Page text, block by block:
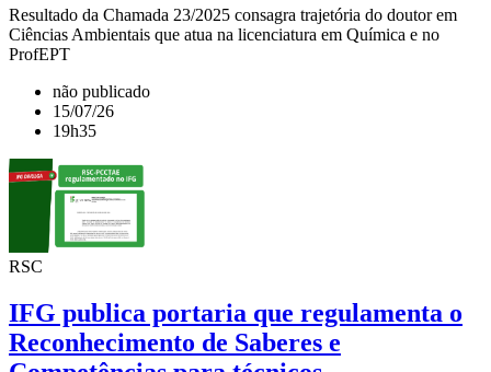
Resultado da Chamada 23/2025 consagra trajetória do doutor em
Ciências Ambientais que atua na licenciatura em Química e no
ProfEPT
não publicado
15/07/26
19h35
RSC
IFG publica portaria que regulamenta o
Reconhecimento de Saberes e